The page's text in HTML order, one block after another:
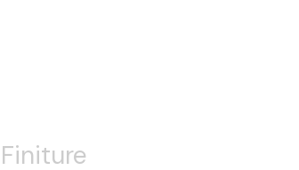
Finiture